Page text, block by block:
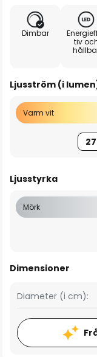
Dimbar
tiv
Ljusström (i
Varm vit
Ljusstyrka
Mörk
Dimensioner
Diameter (i cm):